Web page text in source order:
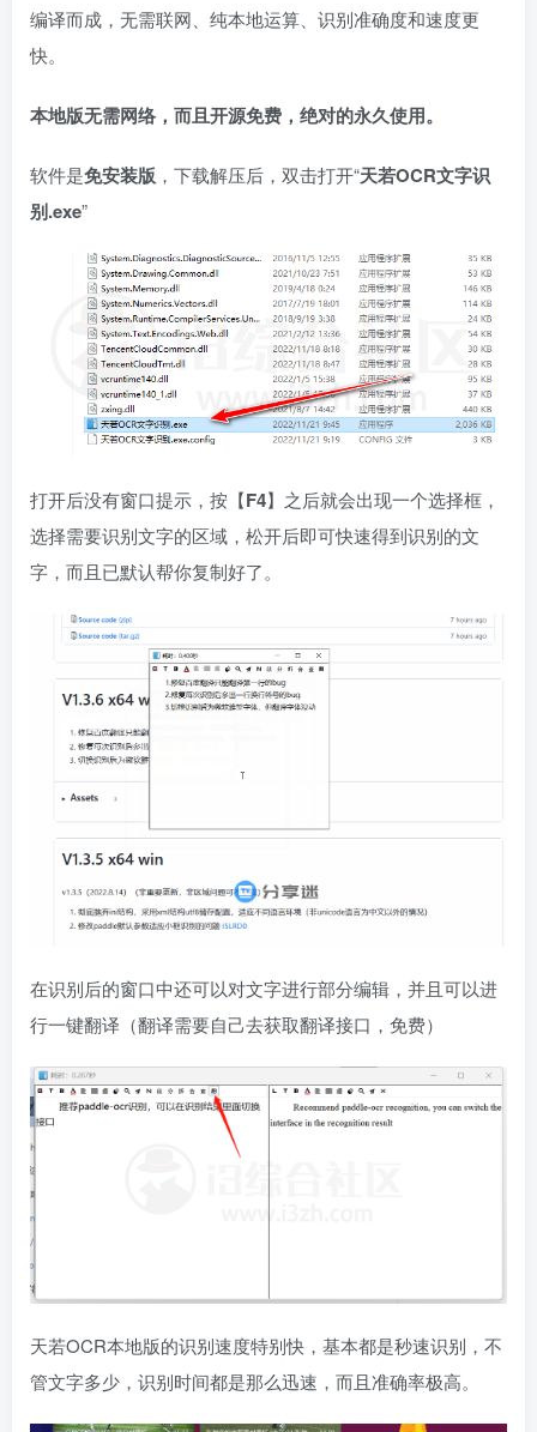
编译而成，无需联网、纯本地运算、识别准确度和速度更
快。
本地版无需网络，而且开源免费，绝对的永久使用。
软件是免安装版 ，下载解压后，双击打开“天若OCR文字识
别.exe”
打开后没有窗口提示，按【F4】之后就会出现一个选择框，
选择需要识别文字的区域，松开后即可快速得到识别的文
字，而且已默认帮你复制好了。
在识别后的窗口中还可以对文字进行部分编辑，并且可以进
行一键翻译（翻译需要自己去获取翻译接口，免费）
天若OCR本地版的识别速度特别快，基本都是秒速识别，不
管文字多少，识别时间都是那么迅速，而且准确率极高。